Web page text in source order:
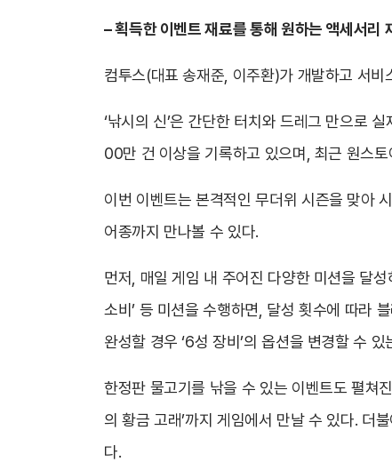
– 획득한 이벤트 재료를 통해 원하는 액세서리
컴투스(대표 송재준, 이주환)가 개발하고 서비
‘낚시의 신’은 간단한 터치와 드레그 만으로
00만 건 이상을 기록하고 있으며, 최근 원스
이번 이벤트는 본격적인 무더위 시즌을 맞아
어종까지 만나볼 수 있다.
먼저, 매일 게임 내 주어진 다양한 미션을 달
소비’ 등 미션을 수행하면, 달성 횟수에 따라
완성할 경우 ‘6성 장비’의 옵션을 변경할 수
한정판 물고기를 낚을 수 있는 이벤트도 펼쳐
의 황금 고래’까지 게임에서 만날 수 있다. 더
다.